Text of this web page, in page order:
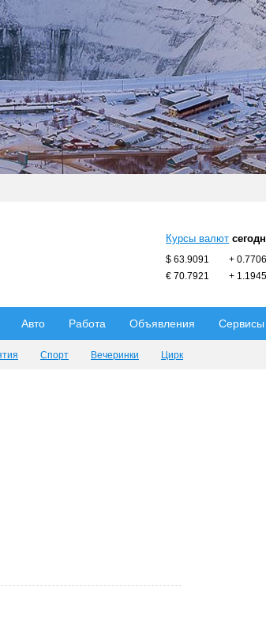
Курсы валют
$ 63.9091 + 0.7706
€ 70.7921
+ 1.1945
Авто Работа Объявления Сервисы
Спорт Вечеринки Цирк